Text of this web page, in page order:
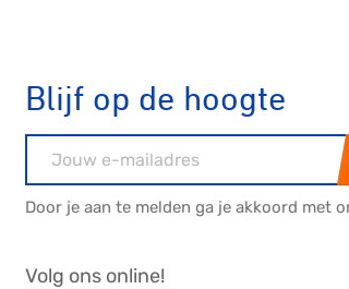
Blijf op de hoogte
Door je aan te melden ga je akkoord met
Volg ons online!